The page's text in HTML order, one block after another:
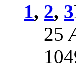
1, 2, 3
25